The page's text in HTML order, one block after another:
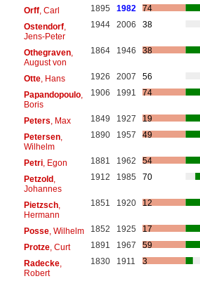
Orff, Carl 1895 1982
74
Ostendorf,
Jens-Peter
1944 2006 38
Othegraven,
August von
1864 1946 38
Otte, Hans 1926 2007
56
Papandopoulo,
Boris
1906 1991 74
Peters , Max 1849 1927
19
Petersen,
Wilhelm
1890 1957 49
Petri, Egon 1881 1962
54
Petzold,
Johannes
1912 1985 70
Pietzsch,
Hermann
1851 1920 12
Posse, Wilhelm 1852 1925
17
Protze, Curt 1891 1967
59
Radecke,
Robert
1830 1911 3